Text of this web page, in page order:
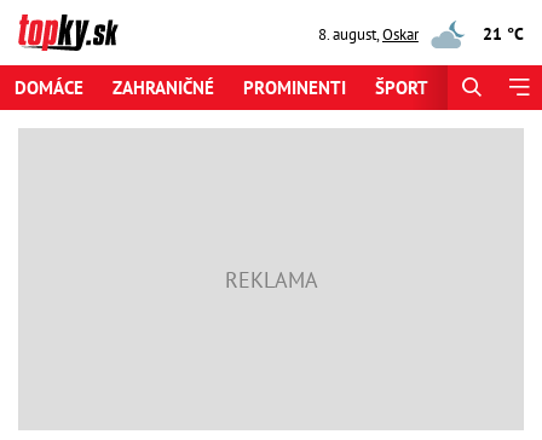
8. august,Oskar 21 °C
DOMÁCE ZAHRANIČNÉ PROMINENTI ŠPORT